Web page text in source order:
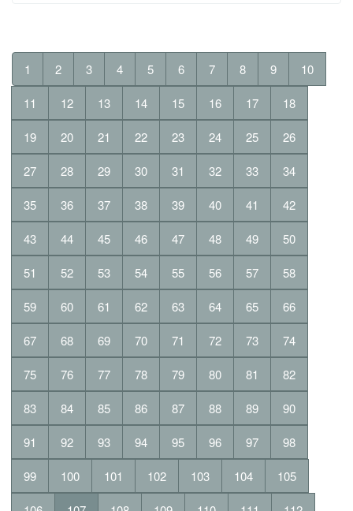
1 2 3 4 5 6 7 8 9 10
11 12 13 14 15 16 17 18
19 20 21 22 23 24 25 26
27 28 29 30 31 32 33 34
35 36 37 38 39 40 41 42
43 44 45 46 47 48 49 50
51 52 53 54 55 56 57 58
59 60 61 62 63 64 65 66
67 68 69 70 71 72 73 74
75 76 77 78 79 80 81 82
83 84 85 86 87 88 89 90
91 92 93 94 95 96 97 98
99 100 101 102 103 104 105